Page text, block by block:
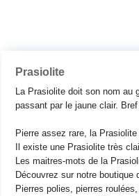
Prasiolite
La Prasiolite doit son nom au
passant par le jaune clair.
Pierre assez rare, la
Il existe une Prasiolite très
Les maitres-mots de la
Découvrez sur notre
Pierres polies, pierres